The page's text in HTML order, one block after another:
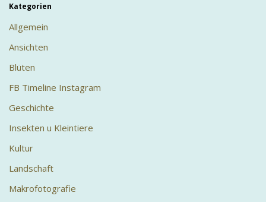
Kategorien
Allgemein
Ansichten
Blüten
FB Timeline Instagram
Geschichte
Insekten u Kleintiere
Kultur
Landschaft
Makrofotografie